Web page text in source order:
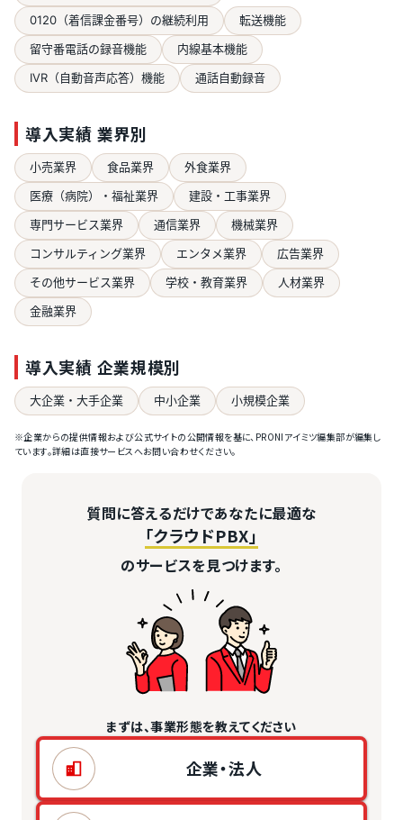
0120（着信課金番号）の継続利用
転送機能
留守番電話の録音機能
内線基本機能
IVR（自動音声応答）機能
通話自動録音
導入実績 業界別
小売業界 食品業界
外食業界
医療（病院）・福祉業界
建設・工事業界
専門サービス業界
通信業界
機械業界
コンサルティング業界
エンタメ業界
広告業界
その他サービス業界
学校・教育業界
人材業界
金融業界
導入実績 企業規模別
大企業・大手企業 中小企業 小規模企業
※企業からの提供情報および公式サイトの公開情報を基に、PRONIアイミツ編集部が編集し
ています。詳細は直接サービスへお問い合わせください。
質問に答えるだけであなたに最適な
「クラウドPBX」
のサービスを見つけます。
まずは、事業形態を教えてください
企業・法人